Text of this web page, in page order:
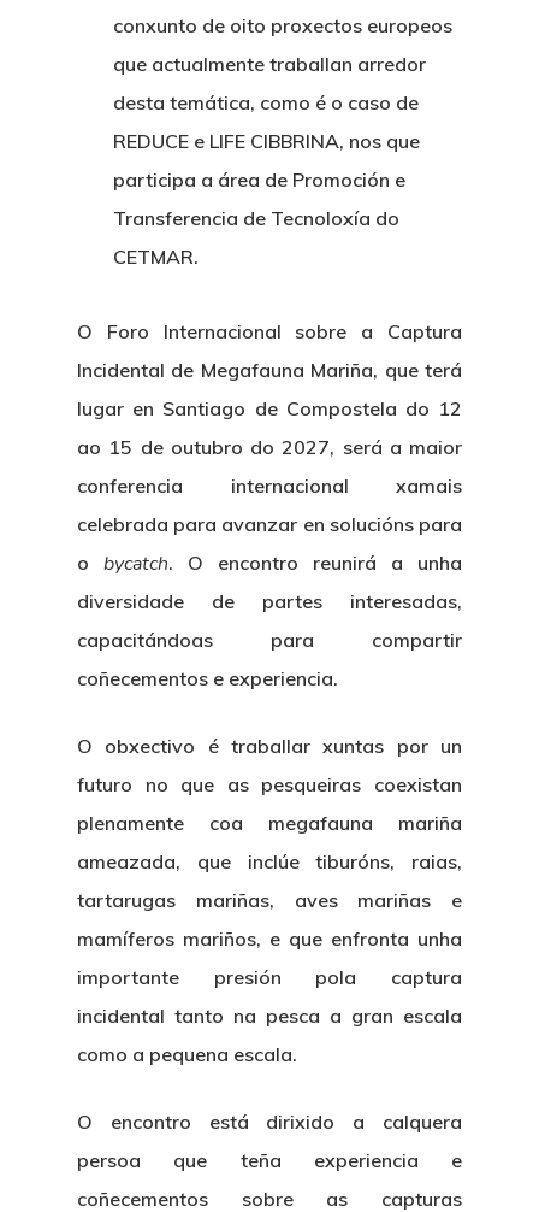
conxunto de oito proxectos europeos
que actualmente traballan arredor
desta temática, como é o caso de
REDUCE e LIFE CIBBRINA, nos que
participa a área de Promoción e
Transferencia de Tecnoloxía do
CETMAR.
O Foro Internacional sobre a Captura
Incidental de Megafauna Mariña, que terá
lugar en Santiago de Compostela do 12
ao 15 de outubro do 2027, será a maior
conferencia internacional xamais
celebrada para avanzar en solucións para
o bycatch. O encontro reunirá a unha
diversidade de partes interesadas,
capacitándoas para compartir
coñecementos e experiencia.
O obxectivo é traballar xuntas por un
futuro no que as pesqueiras coexistan
plenamente coa megafauna mariña
ameazada, que inclúe tiburóns, raias,
tartarugas mariñas, aves mariñas e
mamíferos mariños, e que enfronta unha
importante presión pola captura
incidental tanto na pesca a gran escala
como a pequena escala.
O encontro está dirixido a calquera
persoa que teña experiencia e
coñecementos sobre as capturas